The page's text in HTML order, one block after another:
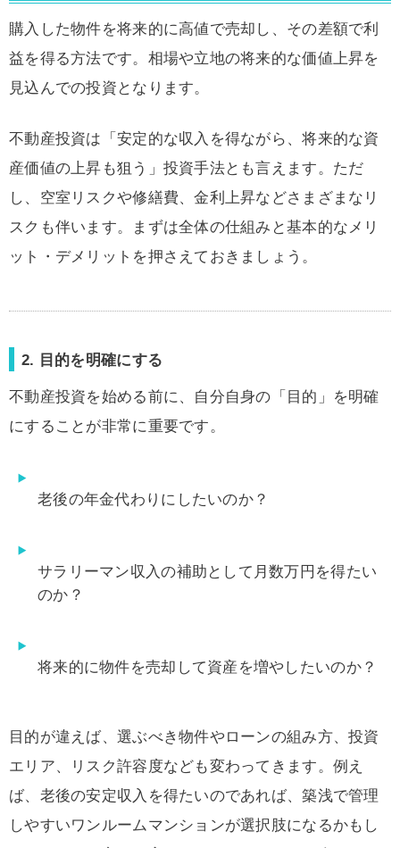
購入した物件を将来的に高値で売却し、その差額で利
益を得る方法です。相場や立地の将来的な価値上昇を
見込んでの投資となります。
不動産投資は「安定的な収入を得ながら、将来的な資
産価値の上昇も狙う」投資手法とも言えます。ただ
し、空室リスクや修繕費、金利上昇などさまざまなリ
スクも伴います。まずは全体の仕組みと基本的なメリ
ット・デメリットを押さえておきましょう。
2. 目的を明確にする
不動産投資を始める前に、自分自身の「目的」を明確
にすることが非常に重要です。
老後の年金代わりにしたいのか？
サラリーマン収入の補助として月数万円を得たい
のか？
将来的に物件を売却して資産を増やしたいのか？
目的が違えば、選ぶべき物件やローンの組み方、投資
エリア、リスク許容度なども変わってきます。例え
ば、老後の安定収入を得たいのであれば、築浅で管理
しやすいワンルームマンションが選択肢になるかもし